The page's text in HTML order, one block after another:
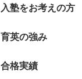
入塾をお考えの方
育英の強み
合格実績